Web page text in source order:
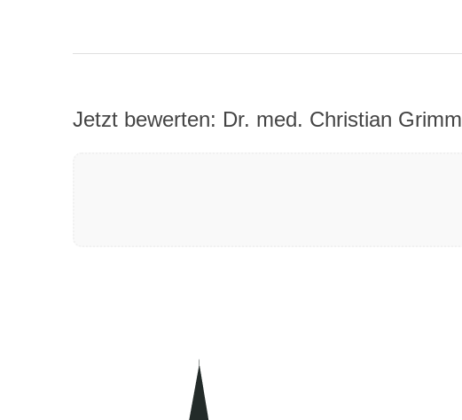
Jetzt bewerten: Dr. med. Christian Grimm